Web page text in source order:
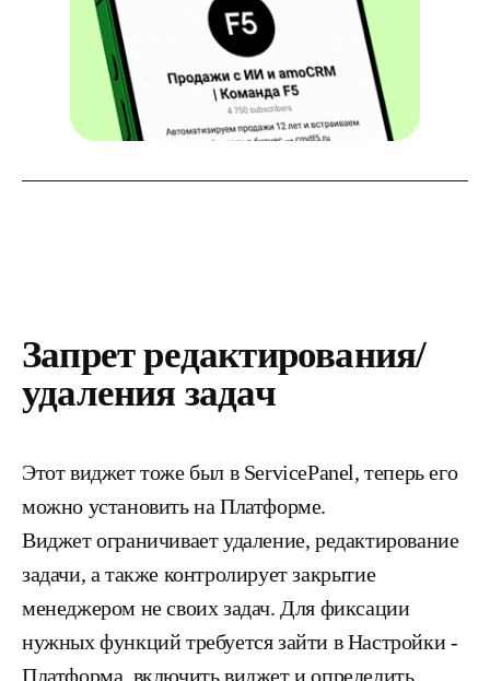
Запрет редактирования/
удаления задач
Этот виджет тоже был в ServicePanel, теперь его
можно установить на Платформе.
Виджет ограничивает удаление, редактирование
задачи, а также контролирует закрытие
менеджером не своих задач. Для фиксации
нужных функций требуется зайти в Настройки -
Платформа, включить виджет и определить